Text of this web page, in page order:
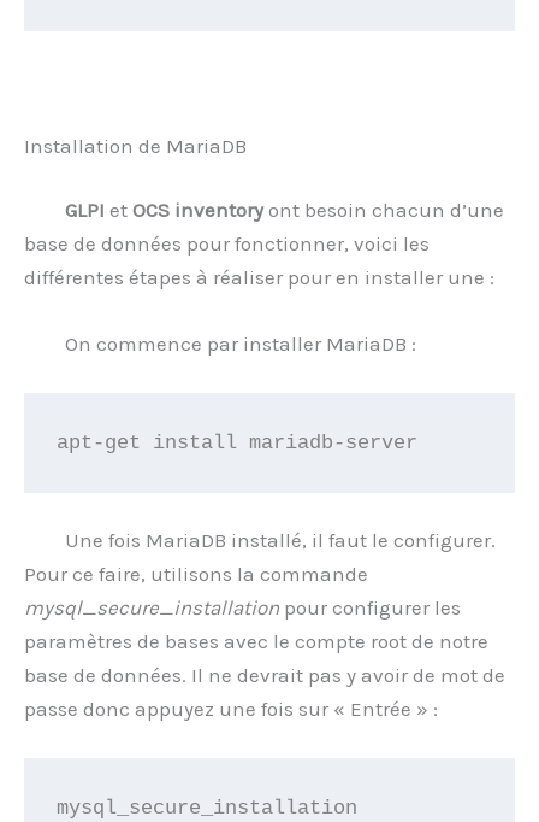
Installation de MariaDB
GLPI et OCS inventoryont besoin chacun d’une
base de données pour fonctionner, voici les
différentes étapes à réaliser pour en installer une :
On commence par installer MariaDB :
apt-get install mariadb-server
Une fois MariaDB installé, il faut le configurer.
Pour ce faire, utilisons la commande
mysql_secure_installation pour configurer les
paramètres de bases avec le compte root de notre
base de données. Il ne devrait pas y avoir de mot de
passe donc appuyez une fois sur « Entrée » :
mysql_secure_installation